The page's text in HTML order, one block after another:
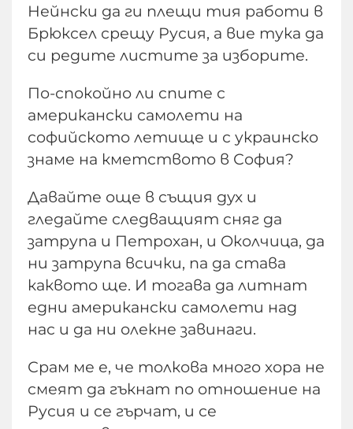
Нейнски да ги плещи тия работи в
Брюксел срещу Русия, а вие тука да
си редите листите за изборите.
По-спокойно ли спите с
американски самолети на
софийското летище и с украинско
знаме на кметството в София?
Давайте още в същия дух и
гледайте следващият сняг да
затрупа и Петрохан, и Околчица, да
ни затрупа всички, па да става
каквото ще. И тогава да литнат
едни американски самолети над
нас и да ни олекне завинаги.
Срам ме е, че толкова много хора не
смеят да гъкнат по отношение на
Русия и се гърчат, и се